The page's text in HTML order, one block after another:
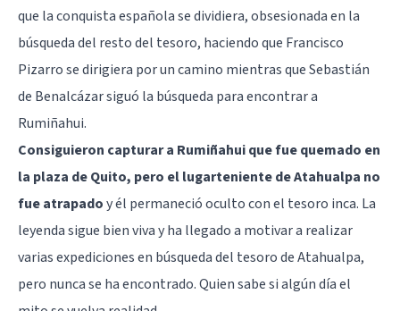
que la conquista española se dividiera, obsesionada en la
búsqueda del resto del tesoro, haciendo que Francisco
Pizarro se dirigiera por un camino mientras que Sebastián
de Benalcázar siguó la búsqueda para encontrar a
Rumiñahui.
Consiguieron capturar a Rumiñahui que fue quemado en
la plaza de Quito, pero el lugarteniente de Atahualpa no
fue atrapadoy él permaneció oculto con el tesoro inca. La
leyenda sigue bien viva y ha llegado a motivar a realizar
varias expediciones en búsqueda del tesoro de Atahualpa,
pero nunca se ha encontrado. Quien sabe si algún día el